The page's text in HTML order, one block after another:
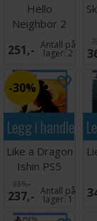
Hello
Neighbor 2
PS5
251,- Antall på
lager:2
Legg i
30%
Like a Dragon
Ishin PS5
339,-
237,- Antall på
lager:1